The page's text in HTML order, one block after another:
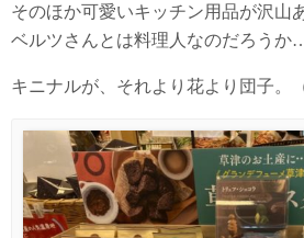
そのほか可愛いキッチン用品が沢山
ベルツさんとは料理人なのだろうか
キニナルが、それより花より団子。